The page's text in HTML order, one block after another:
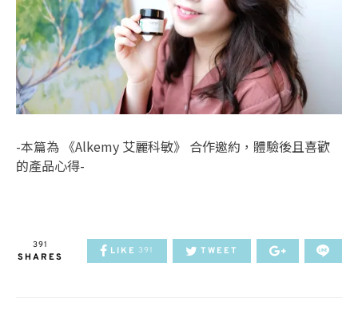
-本篇為 《Alkemy 艾麗科敏》 合作邀約，體驗後且喜歡
的產品心得-
391
SHARES
LIKE 391 TWEET